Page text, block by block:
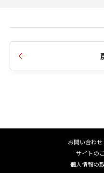
1.新規リリース
お問い合わせ
サイトの
個人情報の